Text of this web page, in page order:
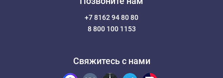
+7 8162 94 80 80
8 800 100 1153
Свяжитесь с нами